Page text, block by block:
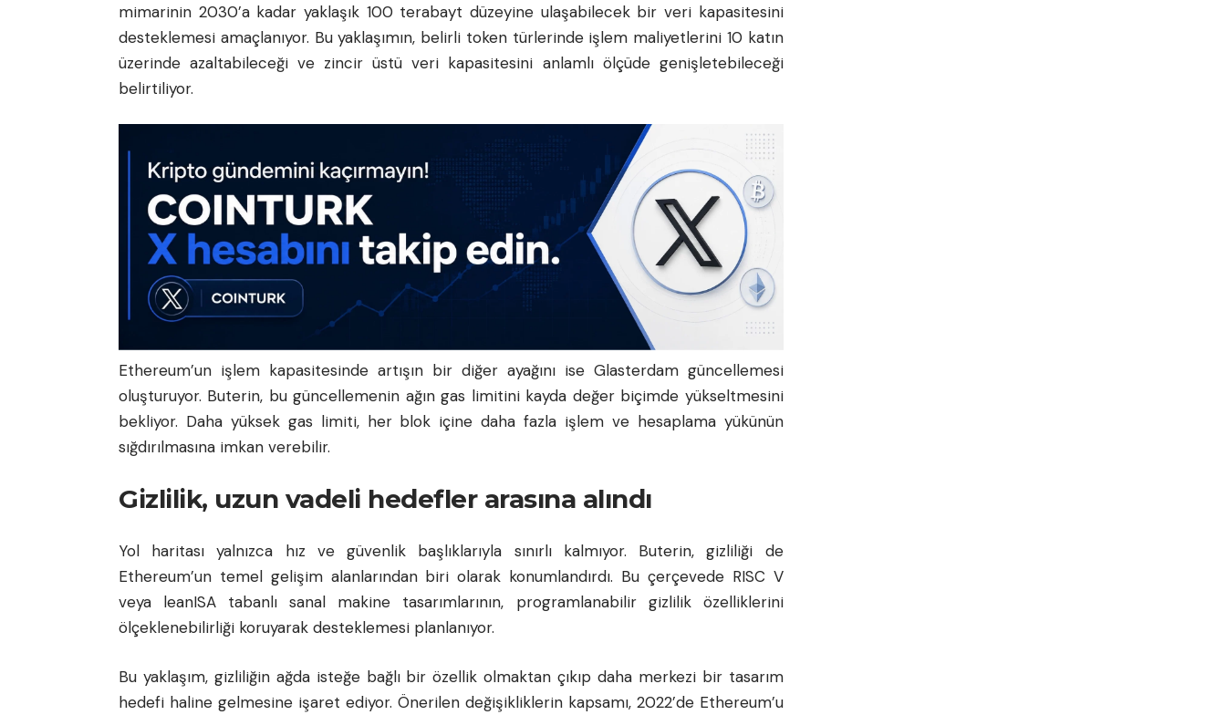
mimarinin 2030’a kadar yaklaşık 100 terabayt düzeyine ulaşabilecek bir veri kapasitesini
desteklemesi amaçlanıyor. Bu yaklaşımın, belirli token türlerinde işlem maliyetlerini 10 katın
üzerinde azaltabileceği ve zincir üstü veri kapasitesini anlamlı ölçüde genişletebileceği
belirtiliyor.
Ethereum’un işlem kapasitesinde artışın bir diğer ayağını ise Glasterdam güncellemesi
oluşturuyor. Buterin, bu güncellemenin ağın gas limitini kayda değer biçimde yükseltmesini
bekliyor. Daha yüksek gas limiti, her blok içine daha fazla işlem ve hesaplama yükünün
sığdırılmasına imkan verebilir.
Gizlilik, uzun vadeli hedefler arasına alındı
Yol haritası yalnızca hız ve güvenlik başlıklarıyla sınırlı kalmıyor. Buterin, gizliliği de
Ethereum’un temel gelişim alanlarından biri olarak konumlandırdı. Bu çerçevede RISC V
veya leanISA tabanlı sanal makine tasarımlarının, programlanabilir gizlilik özelliklerini
ölçeklenebilirliği koruyarak desteklemesi planlanıyor.
Bu yaklaşım, gizliliğin ağda isteğe bağlı bir özellik olmaktan çıkıp daha merkezi bir tasarım
hedefi haline gelmesine işaret ediyor. Önerilen değişikliklerin kapsamı, 2022’de Ethereum’u